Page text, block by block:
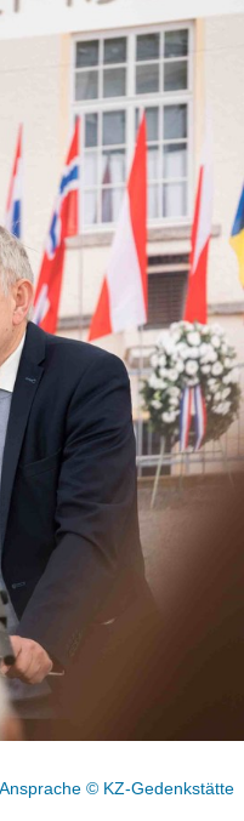
© KZ-Gedenkstätte